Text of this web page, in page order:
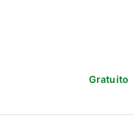
Gratuito